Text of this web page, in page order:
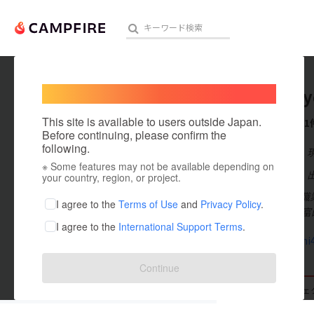
人気のプロジェクト 注目の
アート・写真
テクノロジー・ガジェット
映像・映画
ビジネス・起業
まちづくり・地域活性化
This site is available to users outside Japan.
Before continuing, please confirm the
following.
※ Some features may not be available depending on
your country, region, or project.
I agree to the Terms of Use and Privacy Policy.
I agree to the International Support Terms.
Continue
これまでに1
出身国：日本
ひよぴだよ！
25しゃい仙台
note.mu/
プロジ